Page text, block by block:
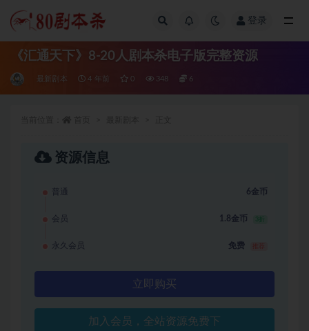
登录
《汇通天下》8-20人剧本杀电子版完整资源
最新剧本 4 年前 0 348 6
资源信息
普通 6金币
会员 1.8金币 3折
永久会员 免费
立即购买
加入会员，全站资源免费下